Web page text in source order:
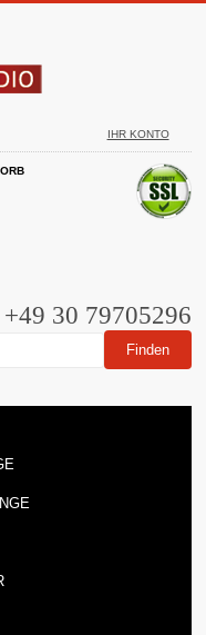
IHR KONTO
+49 30 79705296